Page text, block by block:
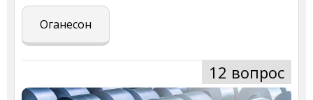
Оганесон
12 вопрос